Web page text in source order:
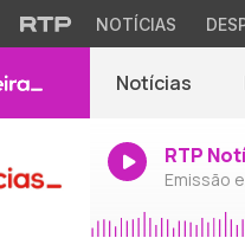
NOTÍCIAS
Notícias
RTP
Emissão